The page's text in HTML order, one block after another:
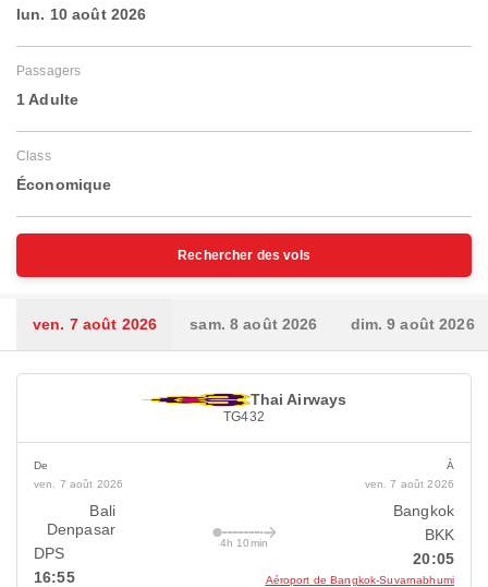
lun. 10 août 2026
Passagers
1 Adulte
Class
Économique
Rechercher des vols
ven. 7 août 2026 sam. 8 août 2026 dim. 9 août 2026
Thai Airways
TG432
De
ven. 7 août 2026
Bali
Denpasar
DPS
16:55
4h 10min
À
ven. 7 août 2026
Bangkok
BKK
20:05
Aéroport de Bangkok-Suvarnabhumi